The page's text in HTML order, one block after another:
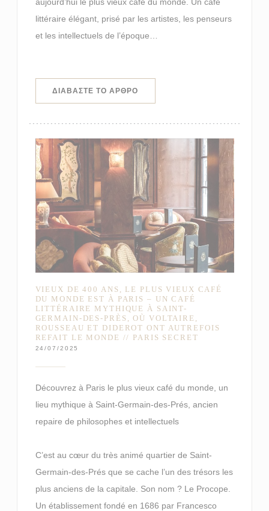
aujourd’hui le plus vieux café du monde. Un café
littéraire élégant, prisé par les artistes, les penseurs
et les intellectuels de l’époque…
ΔΙΑΒΆΣΤΕ ΤΟ ΆΡΘΡΟ
VIEUX DE 400 ANS, LE PLUS VIEUX CAFÉ
DU MONDE EST À PARIS – UN CAFÉ
LITTÉRAIRE MYTHIQUE À SAINT-
GERMAIN-DES-PRÈS, OÙ VOLTAIRE,
ROUSSEAU ET DIDEROT ONT AUTREFOIS
REFAIT LE MONDE // PARIS SECRET
24/07/2025
Découvrez à Paris le plus vieux café du monde, un
lieu mythique à Saint-Germain-des-Prés, ancien
repaire de philosophes et intellectuels
C’est au cœur du très animé quartier de Saint-
Germain-des-Prés que se cache l’un des trésors les
plus anciens de la capitale. Son nom ? Le Procope.
Un établissement fondé en 1686 par Francesco